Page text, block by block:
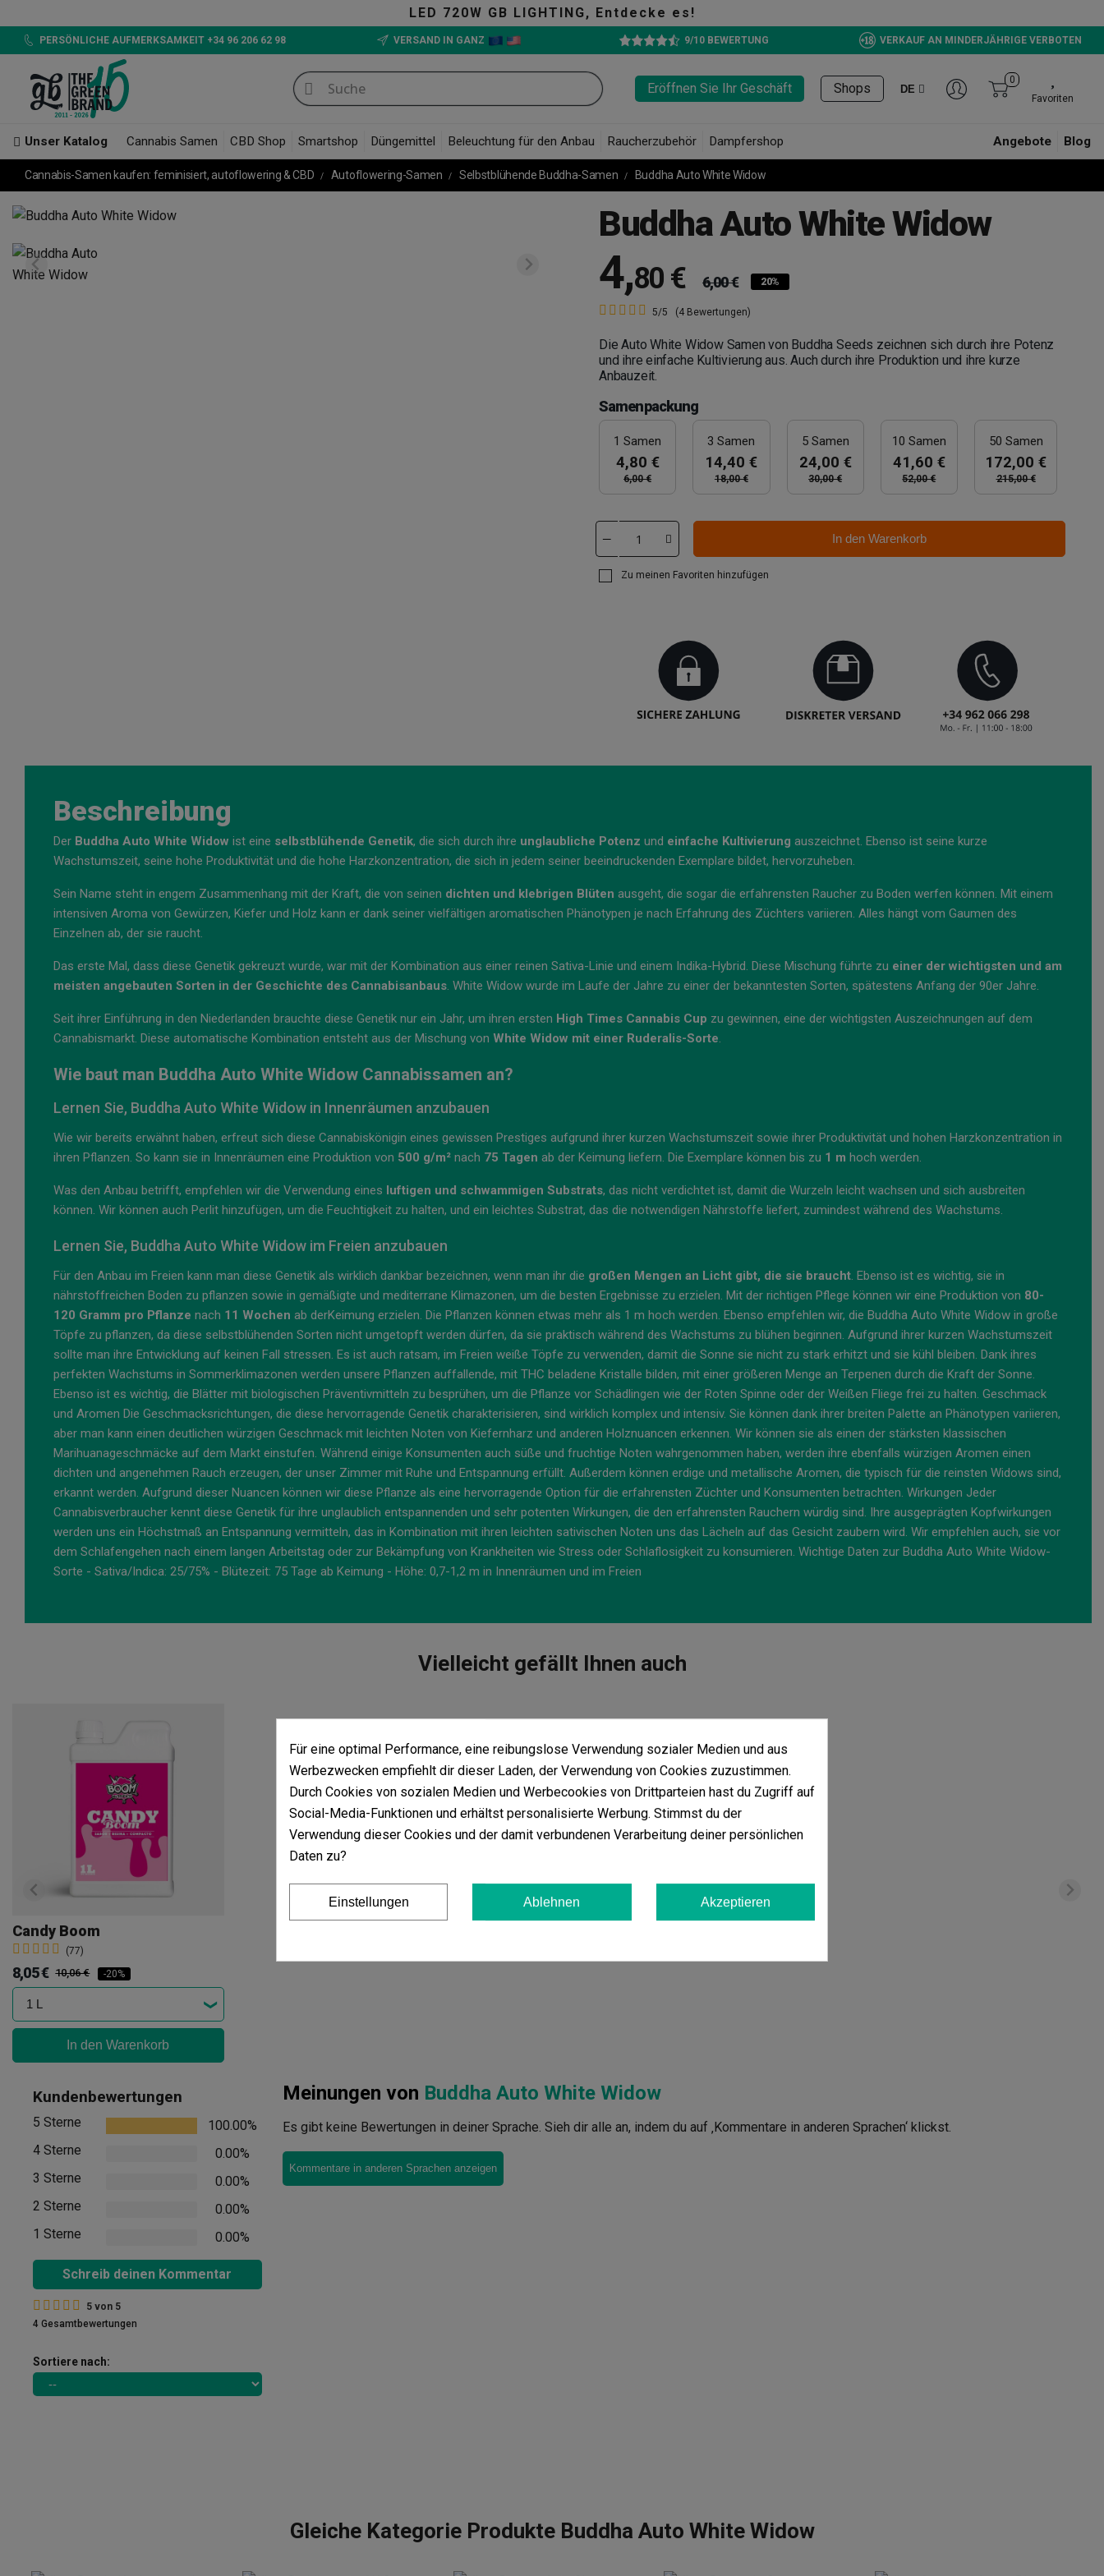
LED 720W GB LIGHTING, Entdecke es!
PERSÖNLICHE AUFMERKSAMKEIT +34 96 206 62 98 VERSAND IN GANZ 9/10 BEWERTUNG VERKAUF AN MINDERJÄHRIGE VERBOTEN
Eröffnen Sie Ihr Geschäft Shops DE
0
Favoriten
Unser Katalog Cannabis Samen CBD Shop Smartshop Düngemittel Beleuchtung für den Anbau Raucherzubehör Dampfershop Angebote Blog
Cannabis-Samen kaufen: feminisiert, autoflowering & CBD Autoflowering-Samen Selbstblühende Buddha-Samen Buddha Auto White Widow
Buddha Auto White Widow
4,80 € 6,00 € 20%
5/5 (4 Bewertungen)
Die Auto White Widow Samen von Buddha Seeds zeichnen sich durch ihre Potenz
und ihre einfache Kultivierung aus. Auch durch ihre Produktion und ihre kurze
Anbauzeit.
Samenpackung
1 Samen
4,80 €
6,00 €
3 Samen
14,40 €
18,00 €
5 Samen
24,00 €
30,00 €
10 Samen
41,60 €
52,00 €
50 Samen
172,00 €
215,00 €
In den Warenkorb
Zu meinen Favoriten hinzufügen
Beschreibung
Der Buddha Auto White Widow ist eine selbstblühende Genetik, die sich durch ihre unglaubliche Potenz und einfache Kultivierung auszeichnet. Ebenso ist seine kurze
Wachstumszeit, seine hohe Produktivität und die hohe Harzkonzentration, die sich in jedem seiner beeindruckenden Exemplare bildet, hervorzuheben.
Sein Name steht in engem Zusammenhang mit der Kraft, die von seinen dichten und klebrigen Blüten ausgeht, die sogar die erfahrensten Raucher zu Boden werfen können. Mit einem
intensiven Aroma von Gewürzen, Kiefer und Holz kann er dank seiner vielfältigen aromatischen Phänotypen je nach Erfahrung des Züchters variieren. Alles hängt vom Gaumen des
Einzelnen ab, der sie raucht.
Das erste Mal, dass diese Genetik gekreuzt wurde, war mit der Kombination aus einer reinen Sativa-Linie und einem Indika-Hybrid. Diese Mischung führte zu einer der wichtigsten und am
meisten angebauten Sorten in der Geschichte des Cannabisanbaus. White Widow wurde im Laufe der Jahre zu einer der bekanntesten Sorten, spätestens Anfang der 90er Jahre.
Seit ihrer Einführung in den Niederlanden brauchte diese Genetik nur ein Jahr, um ihren ersten High Times Cannabis Cup zu gewinnen, eine der wichtigsten Auszeichnungen auf dem
Cannabismarkt. Diese automatische Kombination entsteht aus der Mischung von White Widow mit einer Ruderalis-Sorte.
Wie baut man Buddha Auto White Widow Cannabissamen an?
Lernen Sie, Buddha Auto White Widow in Innenräumen anzubauen
Wie wir bereits erwähnt haben, erfreut sich diese Cannabiskönigin eines gewissen Prestiges aufgrund ihrer kurzen Wachstumszeit sowie ihrer Produktivität und hohen Harzkonzentration in
ihren Pflanzen. So kann sie in Innenräumen eine Produktion von 500 g/m² nach 75 Tagen ab der Keimung liefern. Die Exemplare können bis zu 1 m hoch werden.
Was den Anbau betrifft, empfehlen wir die Verwendung eines luftigen und schwammigen Substrats, das nicht verdichtet ist, damit die Wurzeln leicht wachsen und sich ausbreiten
können. Wir können auch Perlit hinzufügen, um die Feuchtigkeit zu halten, und ein leichtes Substrat, das die notwendigen Nährstoffe liefert, zumindest während des Wachstums.
Lernen Sie, Buddha Auto White Widow im Freien anzubauen
Für den Anbau im Freien kann man diese Genetik als wirklich dankbar bezeichnen, wenn man ihr die großen Mengen an Licht gibt, die sie braucht. Ebenso ist es wichtig, sie in
nährstoffreichen Boden zu pflanzen sowie in gemäßigte und mediterrane Klimazonen, um die besten Ergebnisse zu erzielen. Mit der richtigen Pflege können wir eine Produktion von 80-
120 Gramm pro Pflanze nach 11 Wochen ab derKeimung erzielen. Die Pflanzen können etwas mehr als 1 m hoch werden. Ebenso empfehlen wir, die Buddha Auto White Widow in große
Töpfe zu pflanzen, da diese selbstblühenden Sorten nicht umgetopft werden dürfen, da sie praktisch während des Wachstums zu blühen beginnen. Aufgrund ihrer kurzen Wachstumszeit
sollte man ihre Entwicklung auf keinen Fall stressen. Es ist auch ratsam, im Freien weiße Töpfe zu verwenden, damit die Sonne sie nicht zu stark erhitzt und sie kühl bleiben. Dank ihres
perfekten Wachstums in Sommerklimazonen werden unsere Pflanzen auffallende, mit THC beladene Kristalle bilden, mit einer größeren Menge an Terpenen durch die Kraft der Sonne.
Ebenso ist es wichtig, die Blätter mit biologischen Präventivmitteln zu besprühen, um die Pflanze vor Schädlingen wie der Roten Spinne oder der Weißen Fliege frei zu halten. Geschmack
und Aromen Die Geschmacksrichtungen, die diese hervorragende Genetik charakterisieren, sind wirklich komplex und intensiv. Sie können dank ihrer breiten Palette an Phänotypen variieren,
aber man kann einen deutlichen würzigen Geschmack mit leichten Noten von Kiefernharz und anderen Holznuancen erkennen. Wir können sie als einen der stärksten klassischen
Marihuanageschmäcke auf dem Markt einstufen. Während einige Konsumenten auch süße und fruchtige Noten wahrgenommen haben, werden ihre ebenfalls würzigen Aromen einen
dichten und angenehmen Rauch erzeugen, der unser Zimmer mit Ruhe und Entspannung erfüllt. Außerdem können erdige und metallische Aromen, die typisch für die reinsten Widows sind,
erkannt werden. Aufgrund dieser Nuancen können wir diese Pflanze als eine hervorragende Option für die erfahrensten Züchter und Konsumenten betrachten. Wirkungen Jeder
Cannabisverbraucher kennt diese Genetik für ihre unglaublich entspannenden und sehr potenten Wirkungen, die den erfahrensten Rauchern würdig sind. Ihre ausgeprägten Kopfwirkungen
werden uns ein Höchstmaß an Entspannung vermitteln, das in Kombination mit ihren leichten sativischen Noten uns das Lächeln auf das Gesicht zaubern wird. Wir empfehlen auch, sie vor
dem Schlafengehen nach einem langen Arbeitstag oder zur Bekämpfung von Krankheiten wie Stress oder Schlaflosigkeit zu konsumieren. Wichtige Daten zur Buddha Auto White Widow-
Sorte - Sativa/Indica: 25/75% - Blütezeit: 75 Tage ab Keimung - Höhe: 0,7-1,2 m in Innenräumen und im Freien
Vielleicht gefällt Ihnen auch
Candy Boom
(77)
8,05 € 10,06 € -20%
In den Warenkorb
Kundenbewertungen
5 Sterne
100.00%
4 Sterne
0.00%
3 Sterne
0.00%
2 Sterne
0.00%
1 Sterne
0.00%
Schreib deinen Kommentar
5 von 5
4 Gesamtbewertungen
Sortiere nach:
Meinungen von Buddha Auto White Widow
Es gibt keine Bewertungen in deiner Sprache. Sieh dir alle an, indem du auf ‚Kommentare in anderen Sprachen‘ klickst.
Kommentare in anderen Sprachen anzeigen
Gleiche Kategorie Produkte Buddha Auto White Widow
Für eine optimal Performance, eine reibungslose Verwendung sozialer Medien und aus
Werbezwecken empfiehlt dir dieser Laden, der Verwendung von Cookies zuzustimmen.
Durch Cookies von sozialen Medien und Werbecookies von Drittparteien hast du Zugriff auf
Social-Media-Funktionen und erhältst personalisierte Werbung. Stimmst du der
Verwendung dieser Cookies und der damit verbundenen Verarbeitung deiner persönlichen
Daten zu?
Einstellungen Ablehnen Akzeptieren